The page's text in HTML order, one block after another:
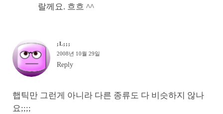
랄께요. 흐흐 ^^
;L;;;
2008년 10월 29일
Reply
햅틱만 그런게 아니라 다른 종류도 다 비슷하지 않나
요;;;;